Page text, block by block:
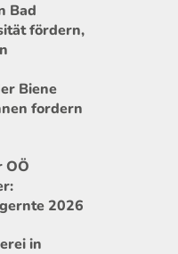
Bad
fördern,
Biene
fordern
OÖ
2026
in